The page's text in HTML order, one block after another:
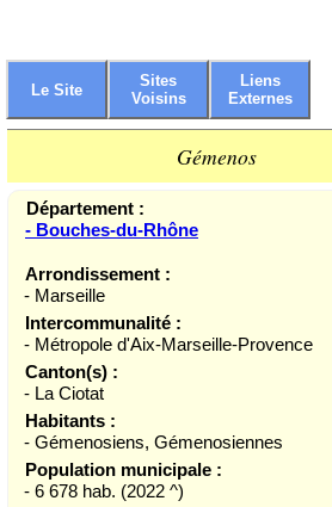
Le Site
Sites
Voisins
Liens
Externes
Gémenos
Département :
- Bouches-du-Rhône
Arrondissement :
- Marseille
Intercommunalité :
- Métropole d'Aix-Marseille-Provence
Canton(s) :
- La Ciotat
Habitants :
- Gémenosiens, Gémenosiennes
Population municipale :
- 6 678 hab. (2022 ^)